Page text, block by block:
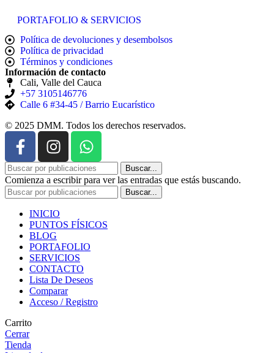
PORTAFOLIO & SERVICIOS
Política de devoluciones y desembolsos
Política de privacidad
Términos y condiciones
Información de contacto
Cali, Valle del Cauca
+57 3105146776
Calle 6 #34-45 / Barrio Eucarístico
© 2025 DMM. Todos los derechos reservados.
Buscar...
Comienza a escribir para ver las entradas que estás buscando.
Buscar...
INICIO
PUNTOS FÍSICOS
BLOG
PORTAFOLIO
SERVICIOS
CONTACTO
Lista De Deseos
Comparar
Acceso / Registro
Carrito
Cerrar
Tienda